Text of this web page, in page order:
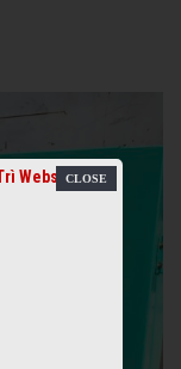
Website